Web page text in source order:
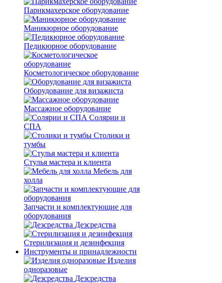
Парикмахерское оборудование
Маникюрное оборудование
Педикюрное оборудование
Косметологическое оборудование
Оборудование для визажиста
Массажное оборудование
Солярии и
СПА
Столики и
тумбы
Стулья мастера и клиента
Мебель для
холла
Запчасти и комплектующие для
оборудования
Дезсредства
Стерилизация и дезинфекция
Инструменты и принадлежности
Изделия
одноразовые
Дезсредства